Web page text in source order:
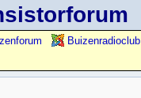
Buizenradioclub